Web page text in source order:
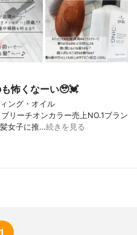
怖くなーい🥹💓
グ・オイル
チオンカラー売上NO.1ブラン
女子に推…続きを見る